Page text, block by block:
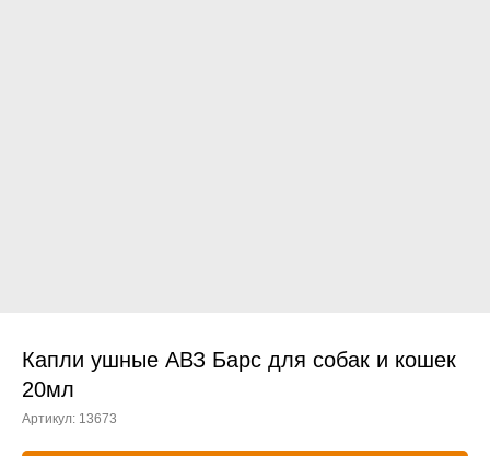
Капли ушные АВЗ Барс для собак и кошек
20мл
Артикул: 13673